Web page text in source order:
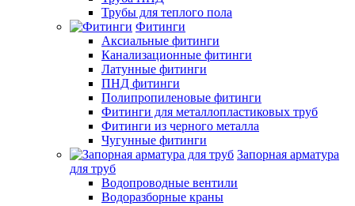
Трубы для теплого пола
Фитинги
Аксиальные фитинги
Канализационные фитинги
Латунные фитинги
ПНД фитинги
Полипропиленовые фитинги
Фитинги для металлопластиковых труб
Фитинги из черного металла
Чугунные фитинги
Запорная арматура
для труб
Водопроводные вентили
Водоразборные краны